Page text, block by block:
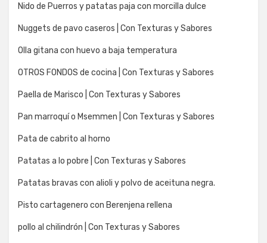
Nido de Puerros y patatas paja con morcilla dulce
Nuggets de pavo caseros | Con Texturas y Sabores
Olla gitana con huevo a baja temperatura
OTROS FONDOS de cocina | Con Texturas y Sabores
Paella de Marisco | Con Texturas y Sabores
Pan marroquí o Msemmen | Con Texturas y Sabores
Pata de cabrito al horno
Patatas a lo pobre | Con Texturas y Sabores
Patatas bravas con alioli y polvo de aceituna negra.
Pisto cartagenero con Berenjena rellena
pollo al chilindrón | Con Texturas y Sabores